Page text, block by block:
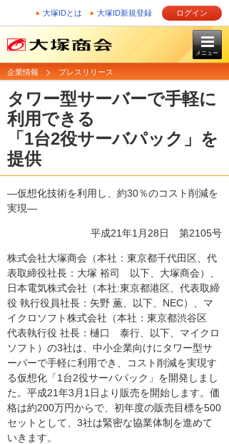
大塚IDとは 大塚ID新規登録 ログイン
メニュー
企業情報 プレスリリース
タワー型サーバーで手軽に
利用できる
「1台2役サーバパック」を
提供
―仮想化技術を利用し、約30％のコスト削減を
実現―
平成21年1月28日 第2105号
株式会社大塚商会（本社：東京都千代田区、代
表取締役社長：大塚 裕司 以下、大塚商会）、
日本電気株式会社（本社:東京都港区、代表取締
役 執行役員社長：矢野 薫、以下、NEC）、マ
イクロソフト株式会社（本社：東京都渋谷区
代表執行役 社長：樋口 泰行、以下、マイクロ
ソフト）の3社は、中小企業向けにタワー型サ
ーバーで手軽に利用でき、コスト削減を実現す
る仮想化「1台2役サーバパック」を開発しまし
た。平成21年3月1日より販売を開始します。価
格は約200万円からで、初年度の販売目標を500
セットとして、3社は緊密な協業体制を進めて
いきます。